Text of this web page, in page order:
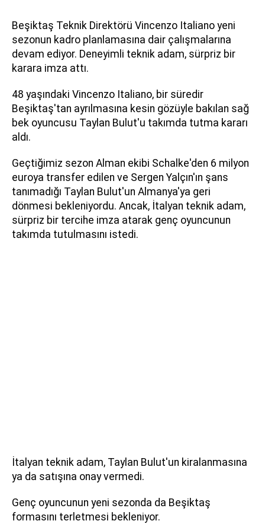
Beşiktaş Teknik Direktörü Vincenzo Italiano yeni
sezonun kadro planlamasına dair çalışmalarına
devam ediyor. Deneyimli teknik adam, sürpriz bir
karara imza attı.
48 yaşındaki Vincenzo Italiano, bir süredir
Beşiktaş'tan ayrılmasına kesin gözüyle bakılan sağ
bek oyuncusu Taylan Bulut'u takımda tutma kararı
aldı.
Geçtiğimiz sezon Alman ekibi Schalke'den 6 milyon
euroya transfer edilen ve Sergen Yalçın'ın şans
tanımadığı Taylan Bulut'un Almanya'ya geri
dönmesi bekleniyordu. Ancak, İtalyan teknik adam,
sürpriz bir tercihe imza atarak genç oyuncunun
takımda tutulmasını istedi.
İtalyan teknik adam, Taylan Bulut'un kiralanmasına
ya da satışına onay vermedi.
Genç oyuncunun yeni sezonda da Beşiktaş
formasını terletmesi bekleniyor.